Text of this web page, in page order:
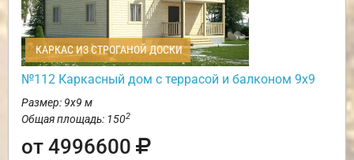
КАРКАС ИЗ СТРОГАНОЙ ДОСКИ
№112 Каркасный дом с террасой и балконом 9х9
Размер: 9х9 м
Общая площадь: 1502
от 4996600